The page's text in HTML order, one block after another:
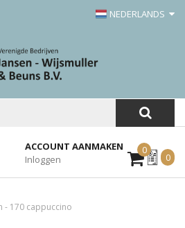
NEDERLANDS
ACCOUNT AANMAKEN
Inloggen
0Mijn
Offerte
0
- 170 cappuccino